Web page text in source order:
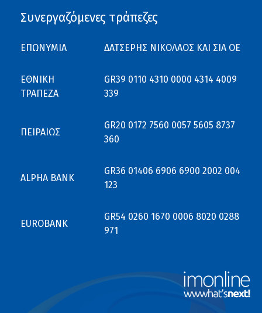
Συνεργαζόμενες τράπεζες
ΕΠΩΝΥΜΙΑ ΔΑΤΣΕΡΗΣ ΝΙΚΟΛΑΟΣ ΚΑΙ ΣΙΑ ΟΕ
ΕΘΝΙΚΗ
ΤΡΑΠΕΖΑ
GR39 0110 4310 0000 4314 4009
339
ΠΕΙΡΑΙΩΣ
GR20 0172 7560 0057 5605 8737
360
ALPHA BANK
GR36 01406 6906 6900 2002 004
123
EUROBANK
GR54 0260 1670 0006 8020 0288
971